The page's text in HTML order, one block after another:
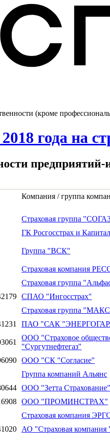
(кроме
года на
Компания / группа
Страховая группа
ГК Росгосстрах и Капитал
Группа "ВСК"
Страховая компания
Страховая группа
СПАО "Ингосстрах"
Страховая группа
ПАО "САК
ООО "Страховое
"Сургутнефтегаз"
ООО "СК "Согласие"
Группа компаний Альянс
ООО "Зетта Страхование"
ООО "ПРОМИНСТРАХ"
Страховая компания
АО "Страховая